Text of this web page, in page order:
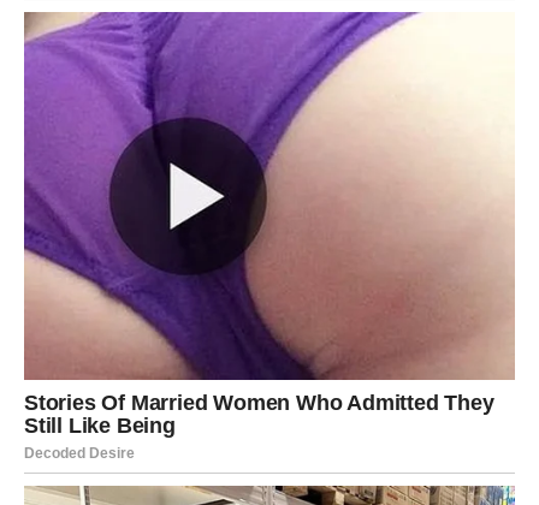
Putovanja i selidbe
– Godina velikih putovanja: Azija,
Amerika, daleke zemlje. Mnogi Strijelci će se preseliti u
drugu državu ili grad.
Karijera
– Uspjeh u međunarodnim projektima, online
biznisu, obrazovanju, turizmu. Neočekivane prilike iz
inostranstva.
– Strastvene romanse na putovanjima. Samci –
ljubav na prvi pogled u avionu, na festivalu ili na nekom
egzotičnom mjestu.
Savjet za Strijelca
: Idi tamo gdje te srce vuče – čak i ako
izgleda ludo. Sreća te čeka izvan zone komfora.